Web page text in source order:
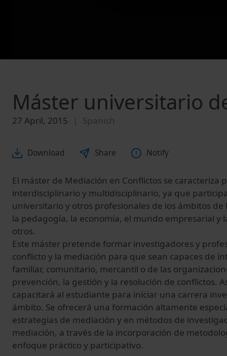
Máster universitario
27 April, 2015 Spanish
Download Share Notify
El máster de Mediación en Conflictos se caracteriza
interdisciplinario y multidisciplinario, ya que
universitario y otros profesionales de los ámbitos de
la pedagogía, la economía, el mundo empresarial y
otros.
Este máster pretende formar investigadores y
conflicto y la mediación para que sean capaces de
familiar, comunitario, mercantil o de las
prevención, la gestión y la resolución de conflictos.
capacitará al estudiante para iniciar una carrera
ámbito. Se ofrecerá una formación altamente
estrategias de mediación y en métodos de
mediación, a través de la incorporación de
enfoque práctico y participativo.